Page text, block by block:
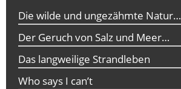
Die wilde und ungezähmte Natur…
Der Geruch von Salz und Meer…
Das langweilige Strandleben
Who says I can’t